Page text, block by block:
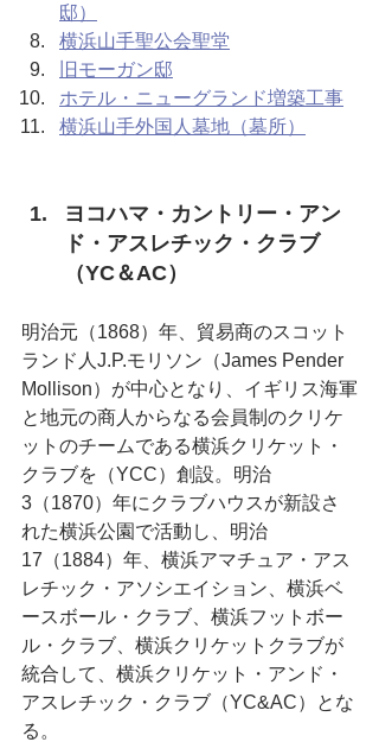
邸）
横浜山手聖公会聖堂
旧モーガン邸
ホテル・ニューグランド増築工事
横浜山手外国人墓地（墓所）
ヨコハマ・カントリー・アン
ド・アスレチック・クラブ
（YC＆AC）
明治元（1868）年、貿易商のスコット
ランド人J.P.モリソン（James Pender
Mollison）が中心となり、イギリス海軍
と地元の商人からなる会員制のクリケ
ットのチームである横浜クリケット・
クラブを（YCC）創設。明治
3（1870）年にクラブハウスが新設さ
れた横浜公園で活動し、明治
17（1884）年、横浜アマチュア・アス
レチック・アソシエイション、横浜ベ
ースボール・クラブ、横浜フットボー
ル・クラブ、横浜クリケットクラブが
統合して、横浜クリケット・アンド・
アスレチック・クラブ（YC&AC）とな
る。